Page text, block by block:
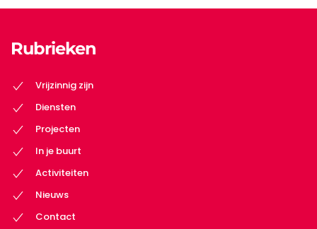
Rubrieken
Vrijzinnig zijn
Diensten
Projecten
In je buurt
Activiteiten
Nieuws
Contact